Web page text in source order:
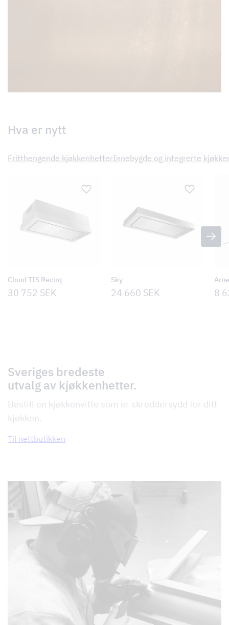
Hva er nytt
Fritthengende kjøkkenhetterInnebygde og integrerte
Cloud TIS Recirq
30 752 SEK
Sky
24 660 SEK 8
Sveriges bredeste
utvalg av kjøkkenhetter.
Bestill en kjøkkenvifte som er skreddersydd for ditt
kjøkken.
Til nettbutikken